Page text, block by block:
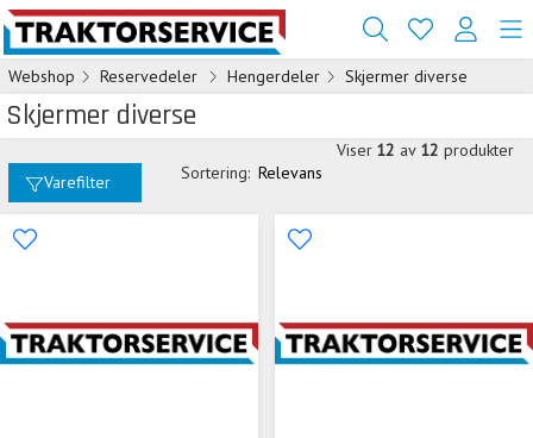
Webshop Reservedeler Hengerdeler Skjermer diverse
Skjermer diverse
Varefilter Sortering: Relevans
Viser 12 av 12 produkter